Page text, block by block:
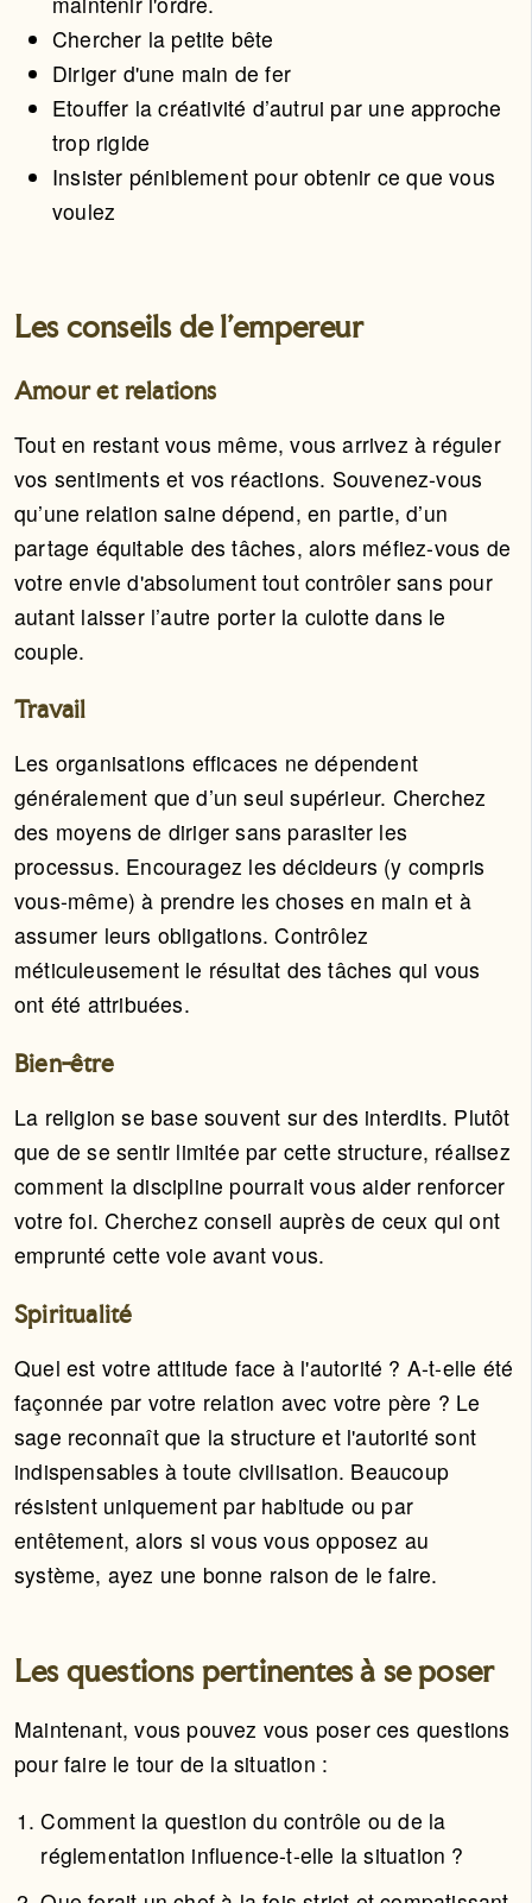
Chercher la petite bête
Diriger d'une main de fer
Etouffer la créativité d’autrui par une approche
trop rigide
Insister péniblement pour obtenir ce que vous
voulez
Les conseils de l’empereur
Amour et relations
Tout en restant vous même, vous arrivez à réguler
vos sentiments et vos réactions. Souvenez-vous
qu’une relation saine dépend, en partie, d’un
partage équitable des tâches, alors méfiez-vous de
votre envie d'absolument tout contrôler sans pour
autant laisser l’autre porter la culotte dans le
couple.
Travail
Les organisations efficaces ne dépendent
généralement que d’un seul supérieur. Cherchez
des moyens de diriger sans parasiter les
processus. Encouragez les décideurs (y compris
vous-même) à prendre les choses en main et à
assumer leurs obligations. Contrôlez
méticuleusement le résultat des tâches qui vous
ont été attribuées.
Bien-être
La religion se base souvent sur des interdits. Plutôt
que de se sentir limitée par cette structure, réalisez
comment la discipline pourrait vous aider renforcer
votre foi. Cherchez conseil auprès de ceux qui ont
emprunté cette voie avant vous.
Spiritualité
Quel est votre attitude face à l'autorité ? A-t-elle été
façonnée par votre relation avec votre père ? Le
sage reconnaît que la structure et l'autorité sont
indispensables à toute civilisation. Beaucoup
résistent uniquement par habitude ou par
entêtement, alors si vous vous opposez au
système, ayez une bonne raison de le faire.
Les questions pertinentes à se poser
Maintenant, vous pouvez vous poser ces questions
pour faire le tour de la situation :
Comment la question du contrôle ou de la
réglementation influence-t-elle la situation ?